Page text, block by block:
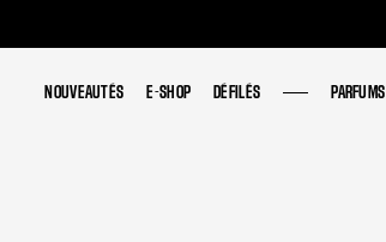
NOUVEAUTÉS E-SHOP DÉFILÉS PARFUMS
NOUVEAUTÉS E-SHOP DÉFILÉS PARFUMS